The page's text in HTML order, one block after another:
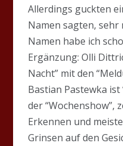
Allerdings guckten
Namen sagten, sehr
Namen habe ich
Ergänzung: Olli
Nacht” mit den
Bastian Pastewka ist
der “Wochenshow”,
Erkennen und
Grinsen auf den